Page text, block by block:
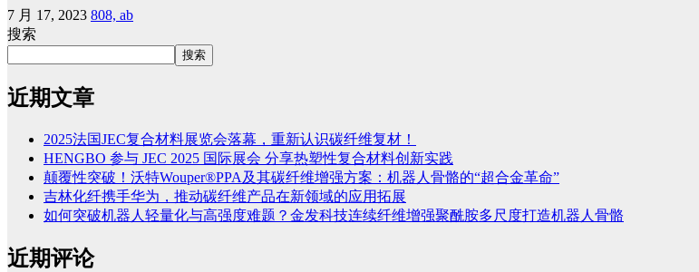
7 月 17, 2023 808, ab
搜索
搜索
近期文章
2025法国JEC复合材料展览会落幕，重新认识碳纤维复材！
HENGBO 参与 JEC 2025 国际展会 分享热塑性复合材料创新实践
颠覆性突破！沃特Wouper®PPA及其碳纤维增强方案：机器人骨骼的“超合金革命”
吉林化纤携手华为，推动碳纤维产品在新领域的应用拓展
如何突破机器人轻量化与高强度难题？金发科技连续纤维增强聚酰胺多尺度打造机器人骨骼
近期评论